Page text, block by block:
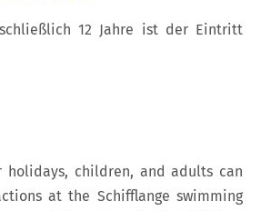
12 Jahre ist der Eintritt
holidays, children, and adults can
at the Schifflange swimming